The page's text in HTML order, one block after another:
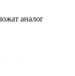
аналог